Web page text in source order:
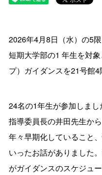
2026年4月8日（水）の5
短期大学部の1 年生を対
プ）ガイダンスを21号館4
24名の1年生が参加しま
指導委員長の井田先生か
年々早期化していること
いったお話がありました
がガイダンスのスケジュ